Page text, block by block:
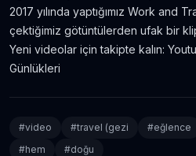
2017 yılında yaptığımız Work and
çektiğimiz götüntülerden ufak bir
Yeni videolar için takipte kalın:
Günlükleri
#video #travel (gezi #eğlence
#hem #doğu